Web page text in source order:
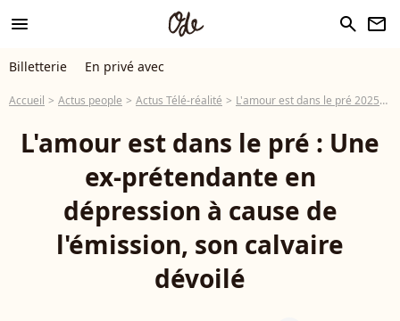
menu search newsletter
Billetterie En privé avec
Accueil Actus people Actus Télé-réalité L'amour est dans le pré 2025
L'amour est dans le pré : Une
ex-prétendante en
dépression à cause de
l'émission, son calvaire
dévoilé